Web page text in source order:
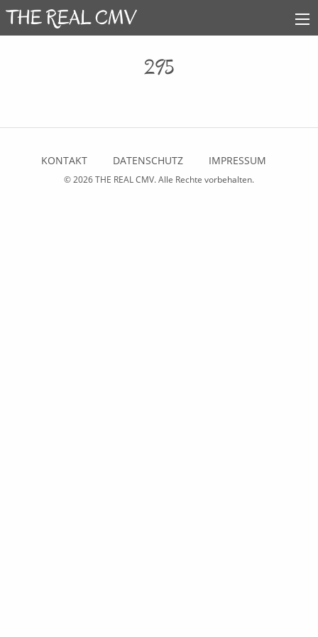
295
KONTAKT DATENSCHUTZ IMPRESSUM
© 2026THE REAL CMV. Alle Rechte vorbehalten.